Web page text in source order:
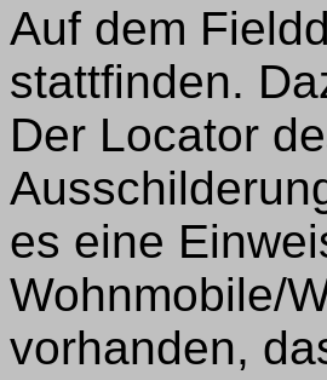
Auf dem
stattfinden.
Der Locator
es eine
Wohnmobile/
vorhanden,